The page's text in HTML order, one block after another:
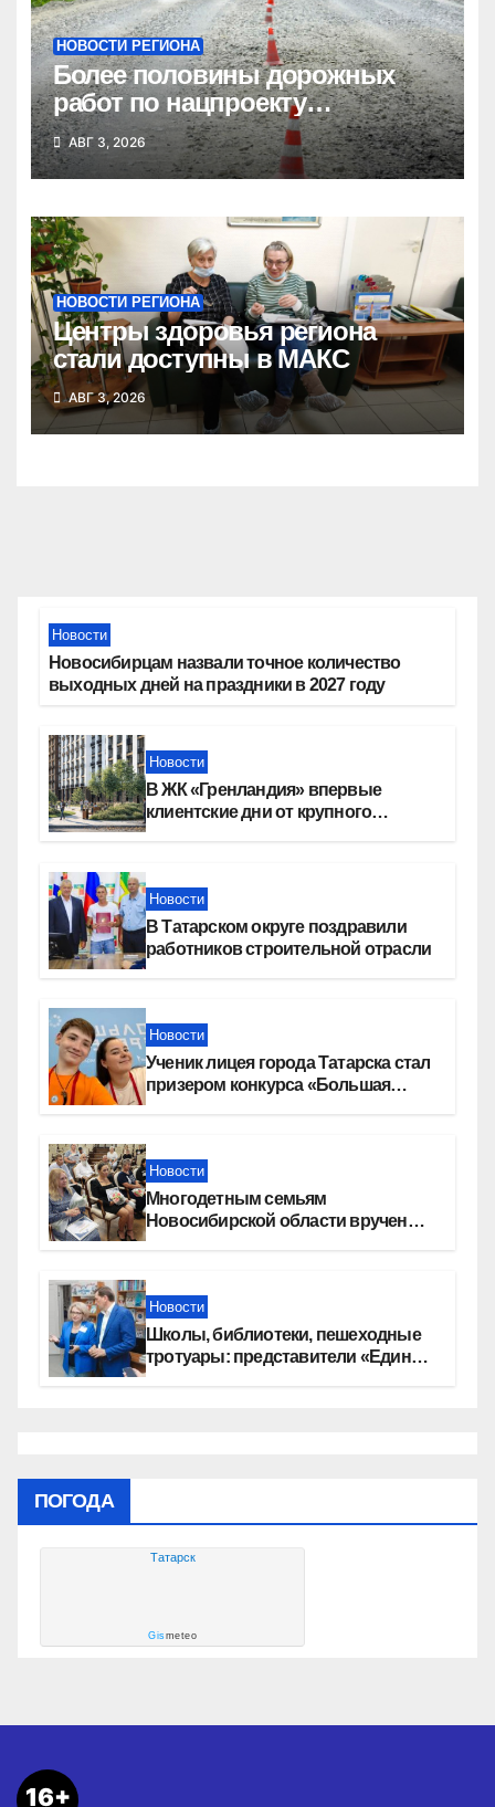
НОВОСТИ РЕГИОНА
Более половины дорожных
работ по нацпроекту
выполнено в Новосибирской
области
АВГ 3, 2026
НОВОСТИ РЕГИОНА
Центры здоровья региона
стали доступны в МАКС
АВГ 3, 2026
Новости
Новосибирцам назвали точное количество
выходных дней на праздники в 2027 году
Новости
В ЖК «Гренландия» впервые
клиентские дни от крупного
Новости
В Татарском округе поздравили
работников строительной отрасли
Новости
Ученик лицея города Татарска стал
призером конкурса «Большая
Новости
Многодетным семьям
Новосибирской области вручены
Новости
Школы, библиотеки, пешеходные
тротуары: представители «Единой
ПОГОДА
Татарск
Gismeteo
16+